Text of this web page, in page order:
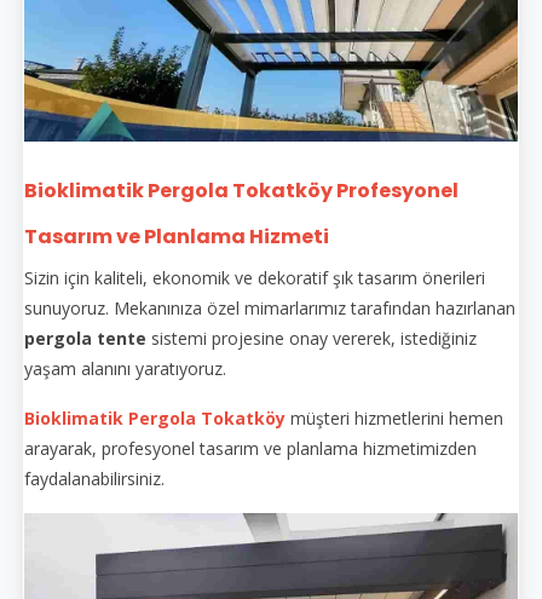
Bioklimatik Pergola Tokatköy Profesyonel
Tasarım ve Planlama Hizmeti
Sizin için kaliteli, ekonomik ve dekoratif şık tasarım önerileri
sunuyoruz. Mekanınıza özel mimarlarımız tarafından hazırlanan
pergola tente sistemi projesine onay vererek, istediğiniz
yaşam alanını yaratıyoruz.
Bioklimatik Pergola Tokatköy müşteri hizmetlerini hemen
arayarak, profesyonel tasarım ve planlama hizmetimizden
faydalanabilirsiniz.